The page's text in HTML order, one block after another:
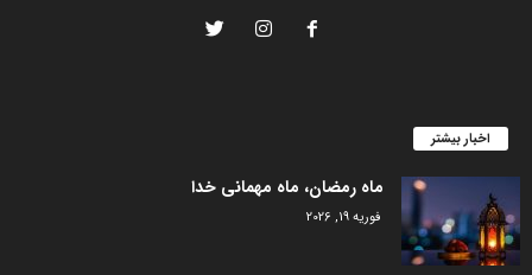
اخبار بیشتر
ماه رمضان، ماه مهمانی خدا
فوریه 19, 2026